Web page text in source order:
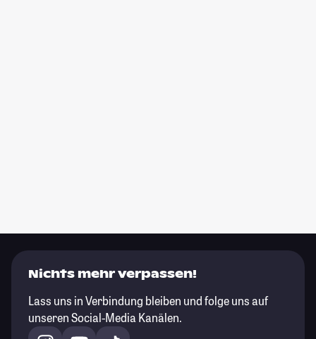
Nichts mehr verpassen!
Lass uns in Verbindung bleiben und folge uns auf
unseren Social-Media Kanälen.